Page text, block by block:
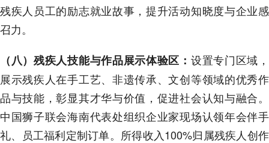
残疾人员工的励志就业故事，提升活动知晓度与企业感
召力。
（八）残疾人技能与作品展示体验区： 设置专门区域，
展示残疾人在手工艺、非遗传承、文创等领域的优秀作
品与技能，彰显其才华与价值，促进社会认知与融合。
中国狮子联会海南代表处组织企业家现场认领年会伴手
礼、员工福利定制订单。所得收入100%归属残疾人创作